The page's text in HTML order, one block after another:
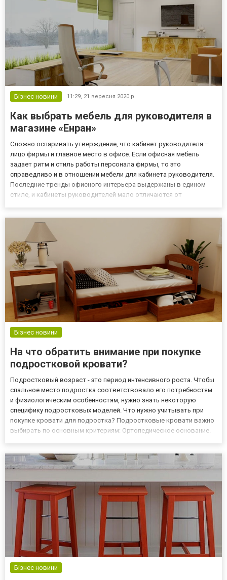
Бізнес новини 11:29, 21 вересня 2020 р.
Как выбрать мебель для руководителя в
магазине «Енран»
Сложно оспаривать утверждение, что кабинет руководителя –
лицо фирмы и главное место в офисе. Если офисная мебель
задает ритм и стиль работы персонала фирмы, то это
справедливо и в отношении мебели для кабинета руководителя.
Последние тренды офисного интерьера выдержаны в едином
стиле, и кабинеты руководителей мало отличаются от
персоналом фи...
Бізнес новини
На что обратить внимание при покупке
подростковой кровати?
Подростковый возраст - это период интенсивного роста. Чтобы
спальное место подростка соответствовало его потребностям
и физиологическим особенностям, нужно знать некоторую
специфику подростковых моделей. Что нужно учитывать при
покупке кровати для подростка? Подростковые кровати важно
выбирать по основным критериям: Ортопедическое основание.
семьи. В это...
Бізнес новини